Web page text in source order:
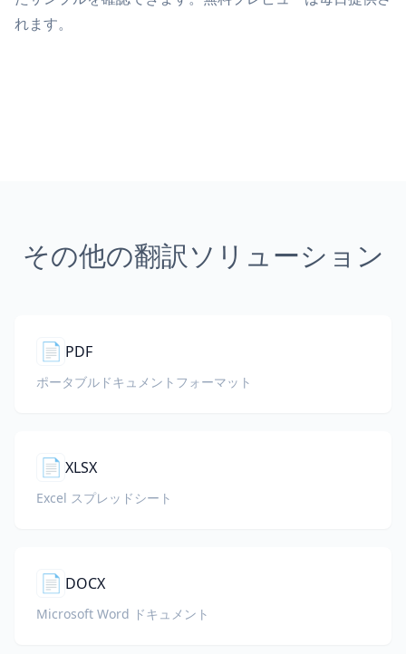
れます。
その他の翻訳ソリューション
📄 PDF
ポータブルドキュメントフォーマット
📄 XLSX
Excel スプレッドシート
📄 DOCX
Microsoft Word ドキュメント